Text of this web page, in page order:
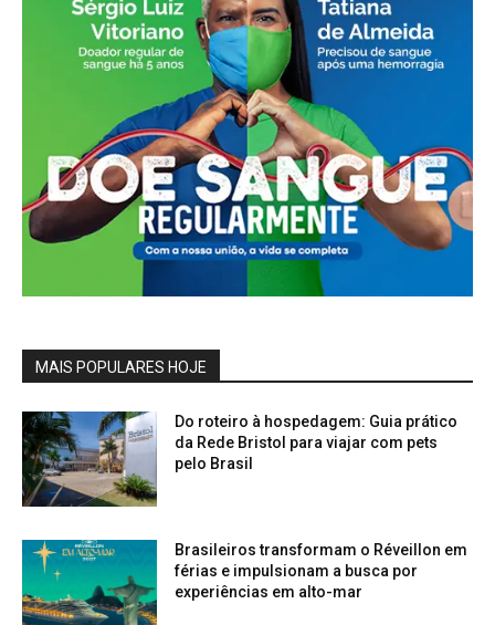
MAIS POPULARES HOJE
Do roteiro à hospedagem: Guia prático
da Rede Bristol para viajar com pets
pelo Brasil
Brasileiros transformam o Réveillon em
férias e impulsionam a busca por
experiências em alto-mar